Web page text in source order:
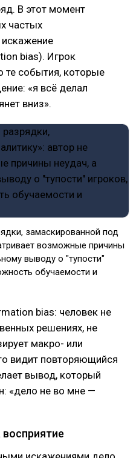
В этот момент
частых
искажение
bias). Игрок
те события, которые
«я всё делал
вниз».
замаскированной под
возможные причины
выводу о "тупости"
обучаемости и
bias: человек не
решениях, не
макро- или
видит повторяющийся
вывод, который
«дело не во мне —